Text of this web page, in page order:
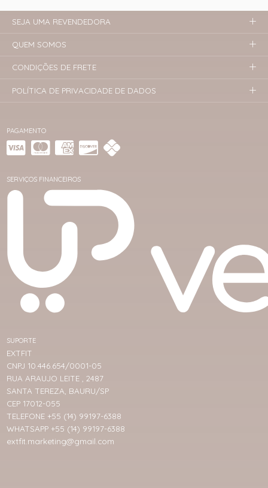
PAGAMENTO
SERVIÇOS FINANCEIROS
SUPORTE
EXTFIT
CNPJ 10.446.654/0001-05
RUA ARAUJO LEITE , 2487
SANTA TEREZA, BAURU/SP
CEP 17012-055
TELEFONE +55 (14) 99197-6388
WHATSAPP +55 (14) 99197-6388
extfit.marketing@gmail.com
SEJA UMA REVENDEDORA
QUEM SOMOS
CONDIÇÕES DE FRETE
POLÍTICA DE PRIVACIDADE DE DADOS